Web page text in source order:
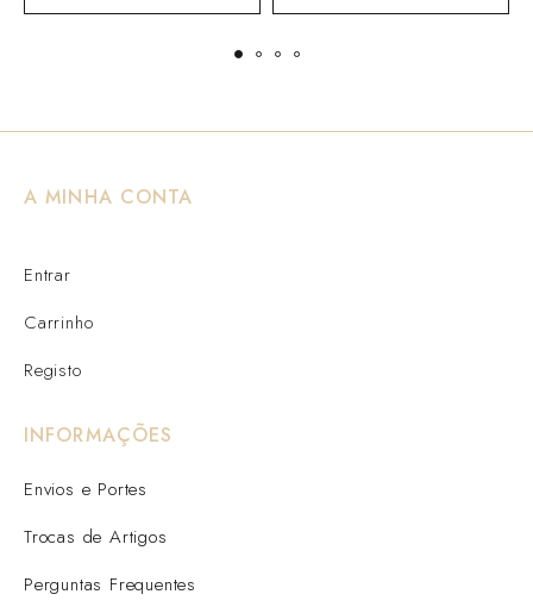
A MINHA CONTA
Entrar
Carrinho
Registo
INFORMAÇÕES
Envios e Portes
Trocas de Artigos
Perguntas Frequentes